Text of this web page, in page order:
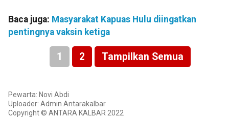
Baca juga: Masyarakat Kapuas Hulu diingatkan
pentingnya vaksin ketiga
1 2 Tampilkan Semua
Pewarta: Novi Abdi
Uploader: Admin Antarakalbar
Copyright © ANTARA KALBAR 2022